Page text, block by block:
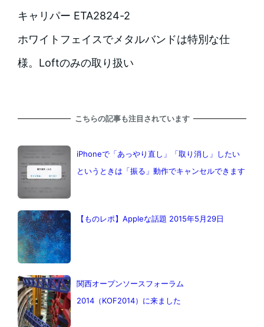
キャリパー ETA2824-2
ホワイトフェイスでメタルバンドは特別な仕
様。Loftのみの取り扱い
こちらの記事も注目されています
iPhoneで「あっやり直し」「取り消し」したい
というときは「振る」動作でキャンセルできます
【ものレポ】Appleな話題 2015年5月29日
関西オープンソースフォーラム
2014（KOF2014）に来ました